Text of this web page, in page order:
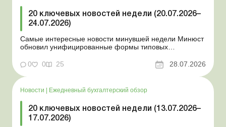
20 ключевых новостей недели (20.07.2026–
24.07.2026)
Самые интересные новости минувшей недели Минюст
обновил унифицированные формы типовых
новость о создании координационного центра по
статус «в розыске»: что нужно знать работодателям
Закон о ВПЛ: ка...
0 0 25 28.07.2026
Новости Ежедневный бухгалтерский обзор
20 ключевых новостей недели (13.07.2026–
17.07.2026)